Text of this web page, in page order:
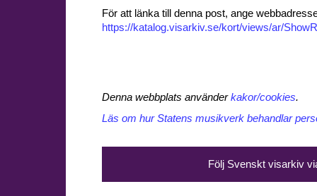
För att länka till denna post, ange
https://katalog.visarkiv.se/kort/views/ar/
Denna webbplats använderkakor/cookies.
Läs om hur Statens musikverk behandlar
Följ Svenskt visarkiv